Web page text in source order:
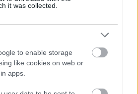
it was collected.
to enable storage
like cookies on web or
apps.
szabócentivel végzik,
és koncentráltsággal.
paraméterek, akkor
nézelődés és az ideális